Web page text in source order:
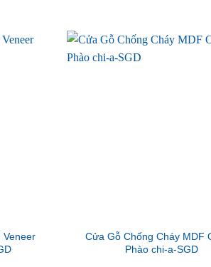
Veneer
Cửa Gỗ Chống Cháy MDF
Phào chi-a-SGD